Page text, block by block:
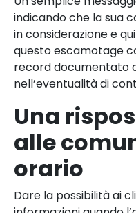
indicando che la sua
in considerazione e
questo escamotage
record documentato
nell’eventualità di
Una
alle
orario
Dare la possibilità ai